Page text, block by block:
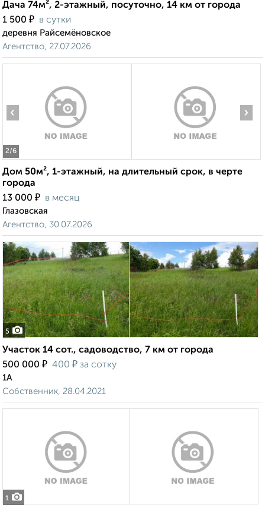
Дача 74м², 2-этажный, посуточно, 14 км от города
1 500 ₽ в сутки
деревня Райсемёновское
Агентство, 27.07.2026
2/6
‹ ›
Дом 50м², 1-этажный, на длительный срок, в черте
города
13 000 ₽ в месяц
Глазовская
Агентство, 30.07.2026
5
Участок 14 сот., садоводство, 7 км от города
500 000 ₽ 400 ₽ за сотку
1А
Собственник, 28.04.2021
1